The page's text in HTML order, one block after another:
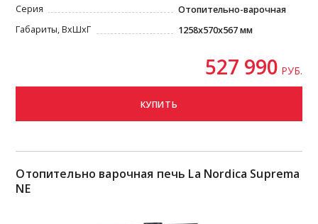
Серия
Отопительно-варочная
Габариты, ВxШxГ
1258x570x567 мм
527 990 РУБ.
КУПИТЬ
Отопительно варочная печь La Nordica Suprema
NE